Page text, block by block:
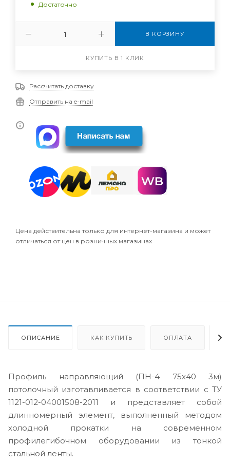
Достаточно
В КОРЗИНУ
КУПИТЬ В 1 КЛИК
Рассчитать доставку
Отправить на e-mail
Цена действительна только для интернет-магазина и может
отличаться от цен в розничных магазинах
ОПИСАНИЕ КАК КУПИТЬ ОПЛАТА
Профиль направляющий (ПН-4 75х40 3м)
потолочный изготавливается в соответствии с ТУ
1121-012-04001508-2011 и представляет собой
длинномерный элемент, выполненный методом
холодной прокатки на современном
профилегибочном оборудовании из тонкой
стальной ленты.